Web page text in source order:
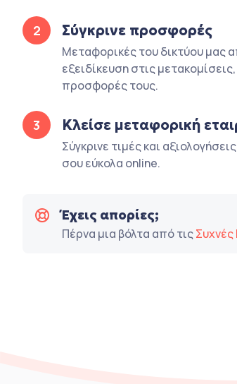
2 Σύγκρινε προσφορές
Μεταφορικές του δικτύου μας
εξειδίκευση στις
προσφορές τους.
3 Κλείσε μεταφορική
Σύγκρινε τιμές και
σου εύκολα online.
Έχεις απορίες;
Πέρνα μια βόλτα από τις